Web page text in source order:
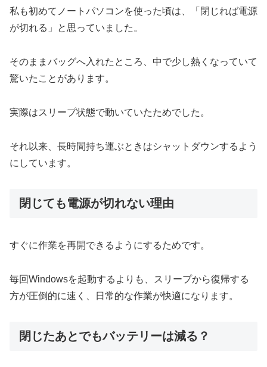
私も初めてノートパソコンを使った頃は、「閉じれば電源
が切れる」と思っていました。
そのままバッグへ入れたところ、中で少し熱くなっていて
驚いたことがあります。
実際はスリープ状態で動いていたためでした。
それ以来、長時間持ち運ぶときはシャットダウンするよう
にしています。
閉じても電源が切れない理由
すぐに作業を再開できるようにするためです。
毎回Windowsを起動するよりも、スリープから復帰する
方が圧倒的に速く、日常的な作業が快適になります。
閉じたあとでもバッテリーは減る？